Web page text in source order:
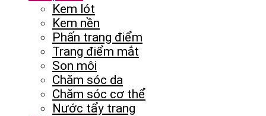
Kem lót
Kem nền
Phấn trang điểm
Trang điểm mắt
Son môi
Chăm sóc da
Chăm sóc cơ thể
Nước tẩy trang